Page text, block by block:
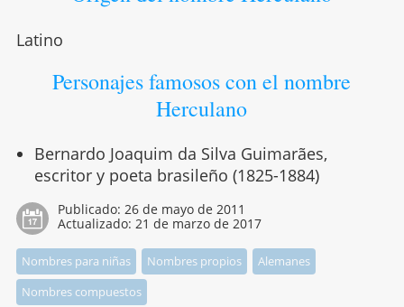
Latino
Personajes famosos con el nombre
Herculano
Bernardo Joaquim da Silva Guimarães,
escritor y poeta brasileño (1825-1884)
Publicado: 26 de mayo de 2011
Actualizado: 21 de marzo de 2017
Nombres para niñas Nombres propios
Alemanes
Nombres compuestos